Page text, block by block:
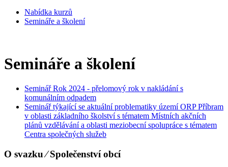
Nabídka kurzů
Semináře a školení
Semináře a školení
Seminář Rok 2024 - přelomový rok v nakládání s
komunálním odpadem
Seminář týkající se aktuální problematiky území ORP Příbram
v oblasti základního školství s tématem Místních akčních
plánů vzdělávání a oblasti meziobecní spolupráce s tématem
Centra společných služeb
O svazku ⁄ Společenství obcí